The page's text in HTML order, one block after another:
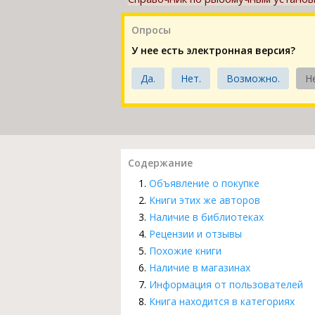
Опросы
У нее есть электронная версия?
Да. Нет. Возможно.
Содержание
Объявление о покупке
Книги этих же авторов
Наличие в библиотеках
Рецензии и отзывы
Похожие книги
Наличие в магазинах
Информация от пользователей
Книга находится в категориях